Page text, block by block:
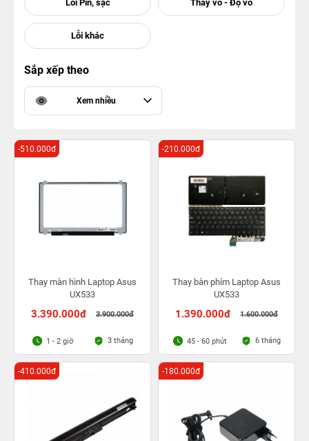
Sắp xếp theo
Xem nhiều
Thay màn hình Laptop Asus
UX533
3.390.000đ 3.900.000đ
-510.000đ
1 - 2 giờ 3 tháng
Thay bàn phím Laptop Asus
UX533
1.390.000đ 1.600.000đ
-210.000đ
45 - 60 phút 6 tháng
-410.000đ -180.000đ